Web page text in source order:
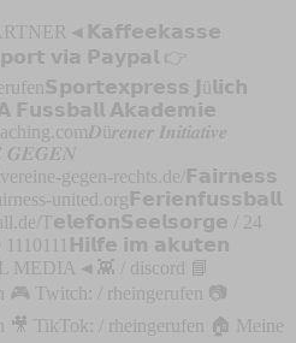
𝘃𝗶𝗮 𝗣𝗮𝘆𝗽𝗮𝗹 👉
𝗝ü𝗹𝗶𝗰𝗵
𝗙𝘂𝘀𝘀𝗯𝗮𝗹𝗹 𝗔𝗸𝗮𝗱𝗲𝗺𝗶𝗲
𝑰𝒏𝒊𝒕𝒊𝒂𝒕𝒊𝒗𝒆
𝑮𝑬𝑮𝑬𝑵
gegen-rechts.de/𝗙𝗮𝗶𝗿𝗻𝗲𝘀𝘀
united.org𝗙𝗲𝗿𝗶𝗲𝗻𝗳𝘂𝘀𝘀𝗯𝗮𝗹𝗹
T𝗲𝗹𝗲𝗳𝗼𝗻𝗦𝗲𝗲𝗹𝘀𝗼𝗿𝗴𝗲 / 24
1110111𝗛𝗶𝗹𝗳𝗲 𝗶𝗺 𝗮𝗸𝘂𝘁𝗲𝗻
MEDIA◄👾 / discord 📘
🎮 Twitch: / rheingerufen 📷
🎥 TikTok: / rheingerufen 🏠 Meine